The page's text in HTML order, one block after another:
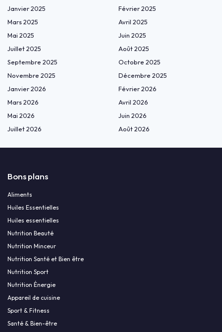
Janvier 2025
Février 2025
Mars 2025
Avril 2025
Mai 2025
Juin 2025
Juillet 2025
Août 2025
Septembre 2025
Octobre 2025
Novembre 2025
Décembre 2025
Janvier 2026
Février 2026
Mars 2026
Avril 2026
Mai 2026
Juin 2026
Juillet 2026
Août 2026
Bons plans
Aliments
Huiles Essentielles
Huiles essentielles
Nutrition Beauté
Nutrition Minceur
Nutrition Santé et Bien être
Nutrition Sport
Nutrition Énergie
Appareil de cuisine
Sport & Fitness
Santé & Bien-être